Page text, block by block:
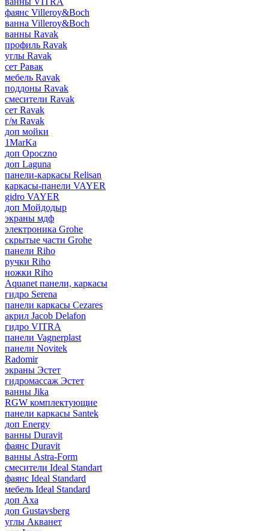
фаянс Villeroy&Boch
ванна Villeroy&Boch
ванны Ravak
профиль Ravak
углы Ravak
сет Равак
мебель Ravak
поддоны Ravak
смесители Ravak
сет Ravak
г/м Ravak
доп мойки
1MarKa
доп Opoczno
доп Laguna
панели-каркасы Relisan
каркасы-панели VAYER
gidro VAYER
доп Мойдодыр
экраны мдф
электроника Grohe
скрытые части Grohe
панели Riho
ручки Riho
ножки Riho
Aquanet панели, каркасы
гидро Serena
панели каркасы Cezares
акрил Jacob Delafon
гидро VITRA
панели Vagnerplast
панели Novitek
Radomir
экраны Эстет
гидромассаж Эстет
ванны Jika
RGW комплектующие
панели каркасы Santek
доп Energy
ванны Duravit
фаянс Duravit
ванны Astra-Form
смесители Ideal Standart
фаянс Ideal Standard
мебель Ideal Standard
доп Axa
доп Gustavsberg
углы Акванет